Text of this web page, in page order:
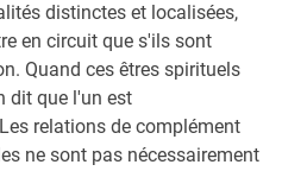
distinctes et localisées,
en circuit que s'ils sont
Quand ces êtres spirituels
dit que l'un est
relations de complément
ne sont pas nécessairement